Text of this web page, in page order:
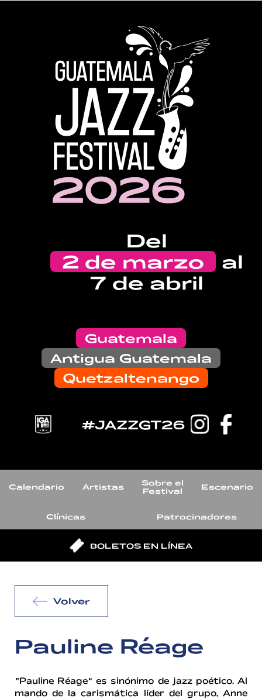
Del
2 de marzo
al
7 de abril
Guatemala
Antigua Guatemala
Quetzaltenango
#JAZZGT26
Calendario Artistas
Sobre el
Festival
Escenario
Clínicas Patrocinadores
BOLETOS EN LÍNEA
Volver
Pauline Réage
“Pauline Réage” es sinónimo de jazz poético. Al
mando de la carismática líder del grupo, Anne